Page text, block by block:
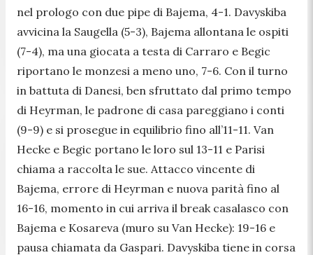
nel prologo con due pipe di Bajema, 4-1. Davyskiba
avvicina la Saugella (5-3), Bajema allontana le ospiti
(7-4), ma una giocata a testa di Carraro e Begic
riportano le monzesi a meno uno, 7-6. Con il turno
in battuta di Danesi, ben sfruttato dal primo tempo
di Heyrman, le padrone di casa pareggiano i conti
(9-9) e si prosegue in equilibrio fino all’11-11. Van
Hecke e Begic portano le loro sul 13-11 e Parisi
chiama a raccolta le sue. Attacco vincente di
Bajema, errore di Heyrman e nuova parità fino al
16-16, momento in cui arriva il break casalasco con
Bajema e Kosareva (muro su Van Hecke): 19-16 e
pausa chiamata da Gaspari. Davyskiba tiene in corsa